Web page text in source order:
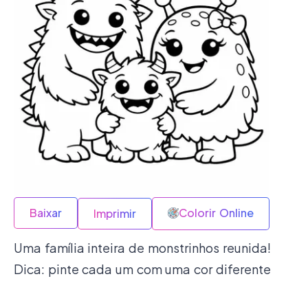
Baixar Imprimir Colorir Online
Uma família inteira de monstrinhos reunida!
Dica: pinte cada um com uma cor diferente